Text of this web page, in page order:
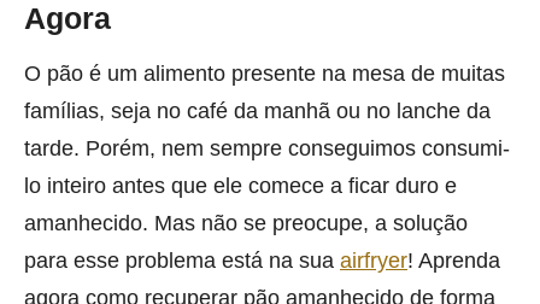
Agora
O pão é um alimento presente na mesa de muitas
famílias, seja no café da manhã ou no lanche da
tarde. Porém, nem sempre conseguimos consumi-
lo inteiro antes que ele comece a ficar duro e
amanhecido. Mas não se preocupe, a solução
para esse problema está na sua airfryer! Aprenda
agora como recuperar pão amanhecido de forma